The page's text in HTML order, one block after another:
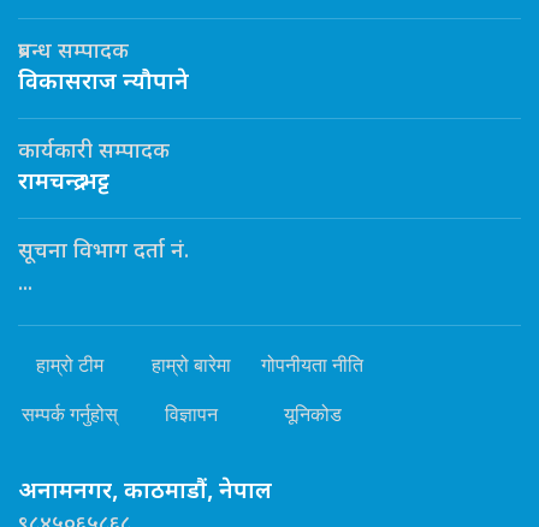
प्रबन्ध सम्पादक
विकासराज न्यौपाने
कार्यकारी सम्पादक
रामचन्द्र भट्ट
सूचना विभाग दर्ता नं.
...
हाम्रो टीम हाम्रो बारेमा गोपनीयता नीति
सम्पर्क गर्नुहोस् विज्ञापन यूनिकोड
अनामनगर, काठमाडौं, नेपाल